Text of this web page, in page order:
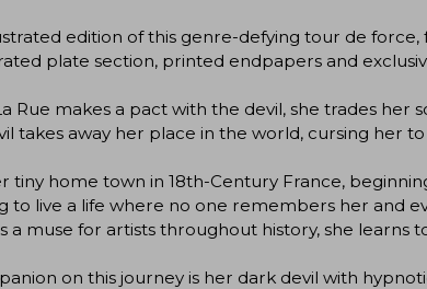
edition of this genre-defying tour de
plate section, printed endpapers and
Rue makes a pact with the devil, she trades her
takes away her place in the world, cursing her
tiny home town in 18th-Century France,
to live a life where no one remembers her and
a muse for artists throughout history, she learns
on this journey is her dark devil with